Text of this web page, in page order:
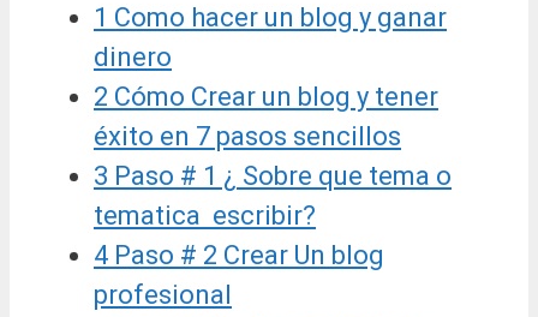
1 Como hacer un blog y ganar
dinero
2 Cómo Crear un blog y tener
éxito en 7 pasos sencillos
3 Paso # 1 ¿ Sobre que tema o
tematica escribir?
4 Paso # 2 Crear Un blog
profesional